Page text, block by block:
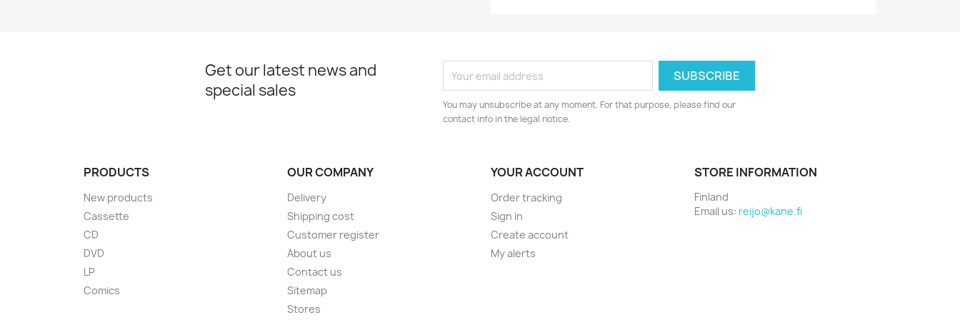
Get our latest news and
special sales
You may unsubscribe at any moment. For that purpose, please find our
contact info in the legal notice.
PRODUCTS
New products
Cassette
CD
DVD
LP
Comics
OUR COMPANY
Delivery
Shipping cost
Customer register
About us
Contact us
Sitemap
Stores
YOUR ACCOUNT
Order tracking
Sign in
Create account
My alerts
STORE INFORMATION
Finland
Email us: reijo@kane.fi